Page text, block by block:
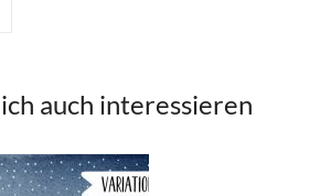
auch interessieren